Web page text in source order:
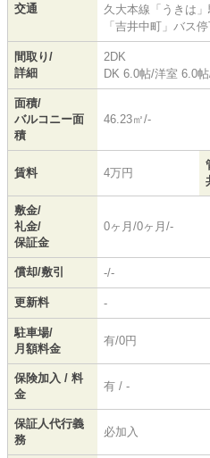
交通
久大本線 「 うきは
「吉井中町」バス
間取り/
詳細
2DK
DK 6.0帖/洋室 6.0帖
面積/
バルコニー面
積
46.23㎡/-
賃料 4万円
敷金/
礼金/
保証金
0ヶ月/0ヶ月/-
償却/敷引 -/-
更新料 -
駐車場/
月額料金
有/0円
保険加入 / 料
金
有 / -
保証人代行義
務
必加入